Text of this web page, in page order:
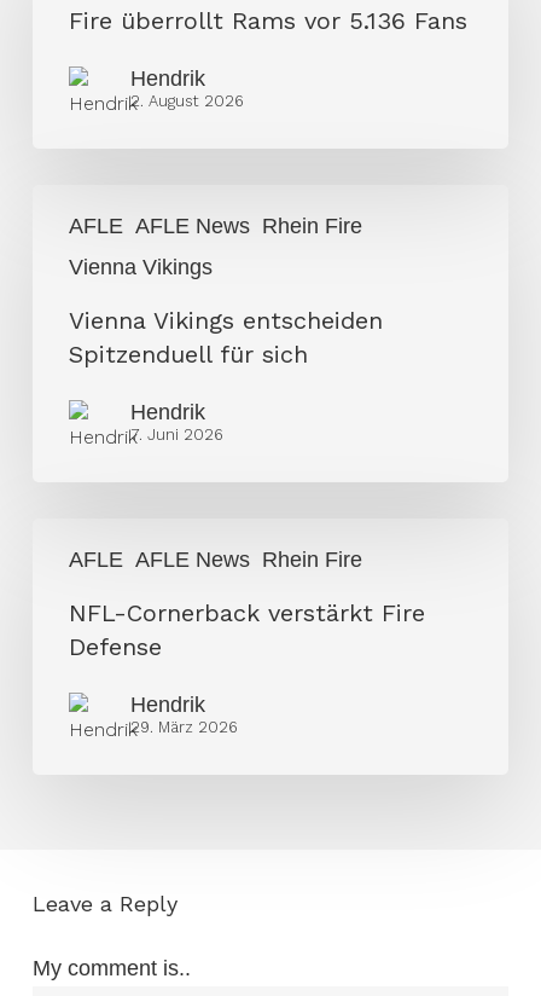
Rams
5.136
Fans
Fire überrollt Rams vor 5.136 Fans
Hendrik
2. August 2026
AFLE AFLE News Rhein Fire
Vienna Vikings
Vikings
entscheiden
Spitzenduell
Vienna Vikings entscheiden
Spitzenduell für sich
Hendrik
7. Juni 2026
AFLE AFLE News Rhein Fire
Cornerback
verstärkt
NFL-Cornerback verstärkt Fire
Defense
Hendrik
29. März 2026
Leave a Reply
My comment is..